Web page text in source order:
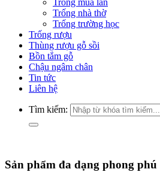
Trống nhà thờ
Trống trường học
Trống rượu
Thùng rượu gỗ sồi
Bồn tắm gỗ
Chậu ngâm chân
Tin tức
Liên hệ
Tìm kiếm:
Sản phẩm đa dạng phong phú